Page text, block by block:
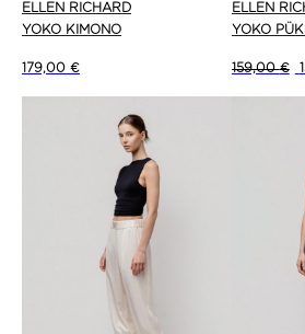
ELLEN RICHARD
YOKO KIMONO
179,00 €
ELLEN
YOKO
159,00€